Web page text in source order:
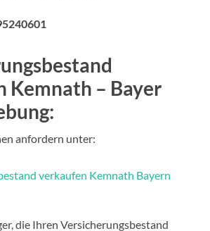
Kemnath – Bayer
anfordern unter:
die Ihren Versicherungsbestand